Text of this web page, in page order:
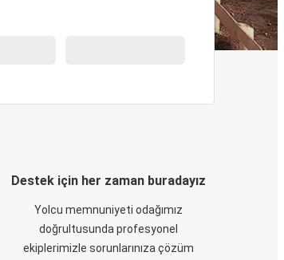
Destek için her zaman buradayız
Yolcu memnuniyeti odağımız
doğrultusunda profesyonel
ekiplerimizle sorunlarınıza çözüm